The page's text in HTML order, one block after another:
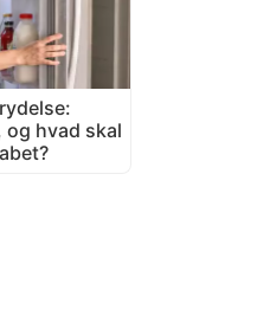
og hvad skal